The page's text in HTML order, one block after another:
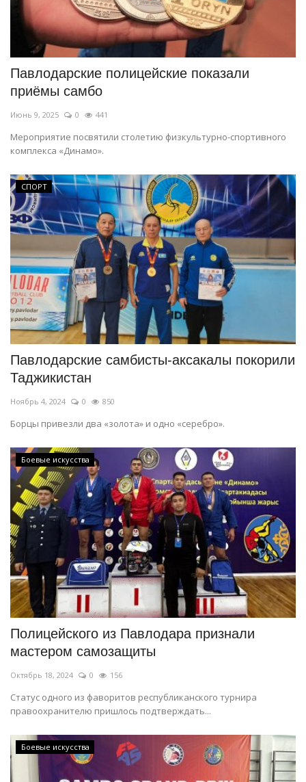
Павлодарские полицейские показали
приёмы самбо
Июнь 9, 2025 0 441
Мероприятие посвятили столетию физкультурно-спортивного
комплекса «Динамо».
СПОРТ
Павлодарские самбисты-аксакалы покорили
Таджикистан
Ноябрь 4, 2024 0 850
Борцы привезли два «золота» и одно «серебро».
Боевые искусства
Полицейского из Павлодара признали
мастером самозащиты
Октябрь 18, 2024 0 156
Статус одного из фаворитов республиканского турнира
правоохранителю пришлось подтверждать...
Боевые искусства